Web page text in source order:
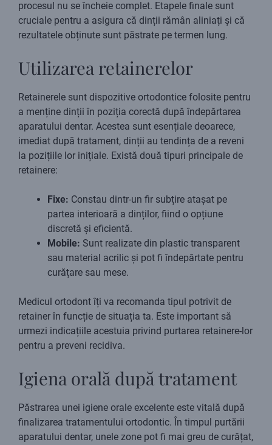
procesul nu se încheie complet. Etapele finale sunt
cruciale pentru a asigura că dinții rămân aliniați și că
rezultatele obținute sunt păstrate pe termen lung.
Utilizarea retainerelor
Retainerele sunt dispozitive ortodontice folosite pentru
a menține dinții în poziția corectă după îndepărtarea
aparatului dentar. Acestea sunt esențiale deoarece,
imediat după tratament, dinții au tendința de a reveni
la pozițiile lor inițiale. Există două tipuri principale de
retainere:
Fixe: Constau dintr-un fir subțire atașat pe
partea interioară a dinților, fiind o opțiune
discretă și eficientă.
Mobile: Sunt realizate din plastic transparent
sau material acrilic și pot fi îndepărtate pentru
curățare sau mese.
Medicul ortodont îți va recomanda tipul potrivit de
retainer în funcție de situația ta. Este important să
urmezi indicațiile acestuia privind purtarea retainere-lor
pentru a preveni recidiva.
Igiena orală după tratament
Păstrarea unei igiene orale excelente este vitală după
finalizarea tratamentului ortodontic. În timpul purtării
aparatului dentar, unele zone pot fi mai greu de curățat,